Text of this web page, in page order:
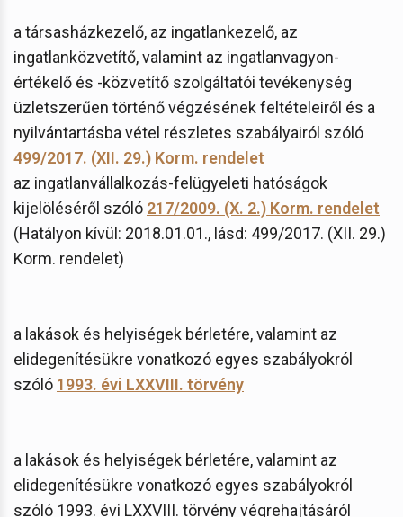
a társasházkezelő, az ingatlankezelő, az
ingatlanközvetítő, valamint az ingatlanvagyon-
értékelő és -közvetítő szolgáltatói tevékenység
üzletszerűen történő végzésének feltételeiről és a
nyilvántartásba vétel részletes szabályairól szóló
499/2017. (XII. 29.) Korm. rendelet
az ingatlanvállalkozás-felügyeleti hatóságok
kijelöléséről szóló 217/2009. (X. 2.) Korm. rendelet
(Hatályon kívül: 2018.01.01., lásd: 499/2017. (XII. 29.)
Korm. rendelet)
a lakások és helyiségek bérletére, valamint az
elidegenítésükre vonatkozó egyes szabályokról
szóló 1993. évi LXXVIII. törvény
a lakások és helyiségek bérletére, valamint az
elidegenítésükre vonatkozó egyes szabályokról
szóló 1993. évi LXXVIII. törvény végrehajtásáról